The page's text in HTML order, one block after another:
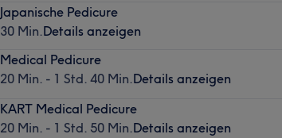
Japanische Pedicure
30 Min.Details anzeigen
Medical Pedicure
20 Min. - 1 Std. 40 Min.Details anzeigen
KART Medical Pedicure
20 Min. - 1 Std. 50 Min.Details anzeigen